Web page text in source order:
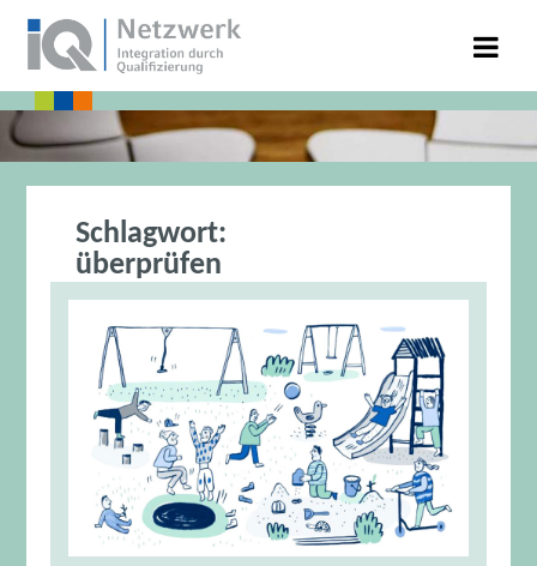
Schlagwort:
überprüfen